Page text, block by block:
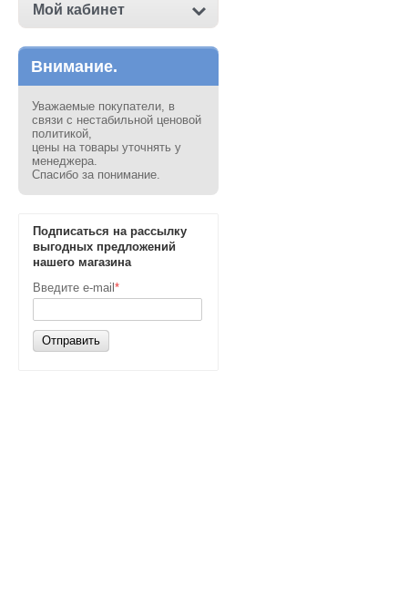
Мой кабинет
Внимание.
Уважаемые покупатели, в
связи с нестабильной ценовой
политикой,
цены на товары уточнять у
менеджера.
Спасибо за понимание.
Подписаться на рассылку
выгодных предложений
нашего магазина
Введите e-mail *
Отправить